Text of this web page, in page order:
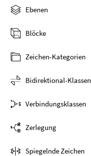
Ebenen
Blöcke
Zeichen-Kategorien
Bidirektional-Klassen
Verbindungsklassen
Zerlegung
Spiegelnde Zeichen